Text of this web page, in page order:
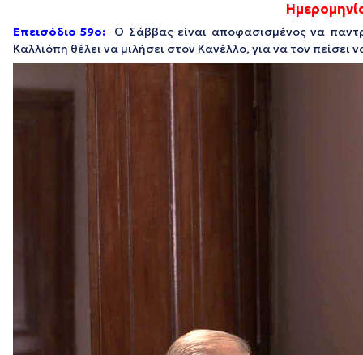
Επεισόδιο 59ο:
Ο Σάββας είναι αποφασισμένος να
Καλλιόπη θέλει να μιλήσει στον Κανέλλο, για να τον